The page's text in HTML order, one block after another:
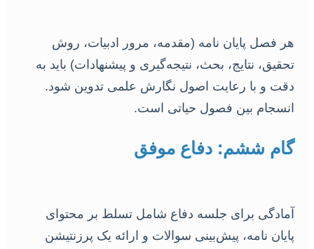
هر فصل پایان نامه (مقدمه، مرور ادبیات، روش
تحقیق، نتایج، بحث، نتیجه‌گیری و پیشنهادات) باید به
دقت و با رعایت اصول نگارش علمی تدوین شود.
انسجام بین فصول حیاتی است.
گام ششم: دفاع موفق
آمادگی برای جلسه دفاع شامل تسلط بر محتوای
پایان نامه، پیش‌بینی سوالات و ارائه یک پرزنتیشن